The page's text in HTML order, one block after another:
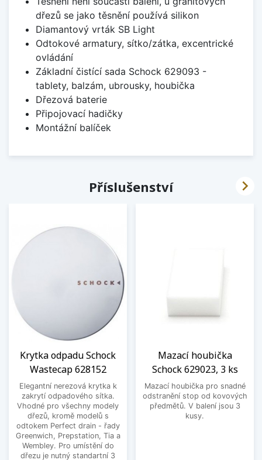
dřezů se jako těsnění používá silikon
Diamantový vrták SB Light
Odtokové armatury, sítko/zátka, excentrické
ovládání
Základní čistící sada Schock 629093 -
tablety, balzám, ubrousky, houbička
Dřezová baterie
Připojovací hadičky
Montážní balíček
Příslušenství
Krytka odpadu Schock
Wastecap 628152
Elegantní nerezová krytka k
zakrytí odpadového sítka.
Vhodné pro všechny modely
dřezů, kromě modelů s
odtokem Perfect drain - řady
Greenwich, Prepstation, Tia a
Wembley. Pro umístění do
dřezu je nutný standartní 3
Mazací houbička
Schock 629023, 3 ks
Mazací houbička pro snadné
odstranění stop od kovových
předmětů. V balení jsou 3
kusy.
